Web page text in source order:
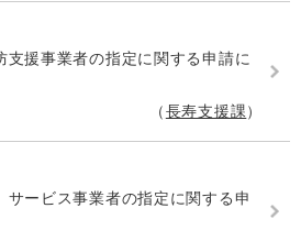
支援事業者の指定に関する申請に
長寿支援課
サービス事業者の指定に関する申